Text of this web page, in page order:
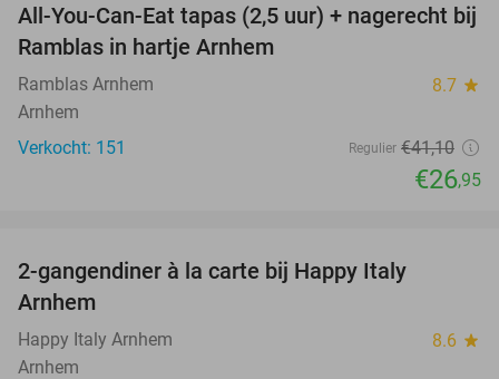
34%
All-You-Can-Eat tapas (2,5 uur) + nagerecht bij
Ramblas in hartje Arnhem
Ramblas Arnhem 8.7 star
Arnhem
Verkocht: 151
Regulier €41,10
€26,95
2-gangendiner à la carte bij Happy Italy
Arnhem
Happy Italy Arnhem 8.6 star
Arnhem